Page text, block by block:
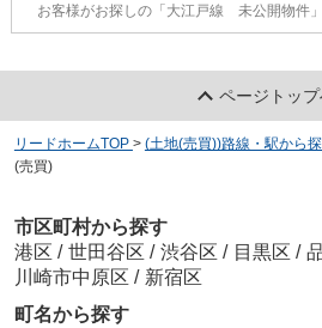
お客様がお探しの「大江戸線 未公開物件」
ページトッ
リードホームTOP > (土地(売買))路線・駅から
(売買)
市区町村から探す
港区 / 世田谷区 / 渋谷区 / 目黒区 /
川崎市中原区 / 新宿区
町名から探す